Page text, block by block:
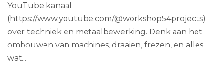
YouTube kanaal
(https://www.youtube.com/@workshop54projects)
over techniek en metaalbewerking. Denk aan het
ombouwen van machines, draaien, frezen, en alles
wat...